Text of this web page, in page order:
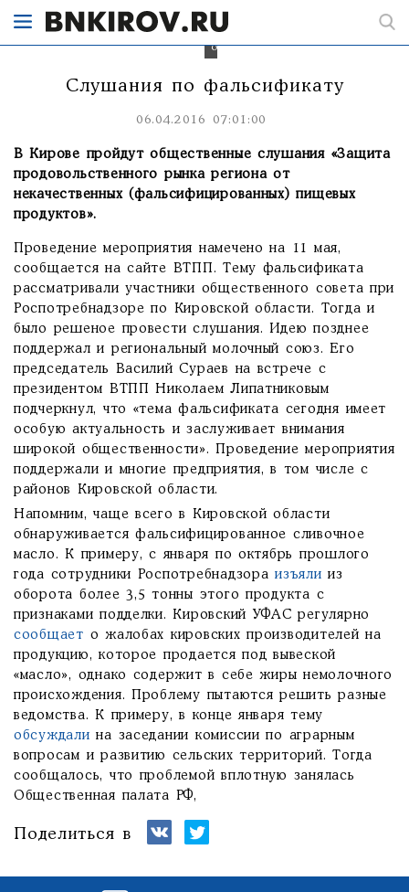
публичное
обсуждение.
Слушания по фальсификату
06.04.2016 07:01:00
В Кирове пройдут общественные слушания «Защита
продовольственного рынка региона от
некачественных (фальсифицированных) пищевых
продуктов».
Проведение мероприятия намечено на 11 мая,
сообщается на сайте ВТПП. Тему фальсификата
рассматривали участники общественного совета при
Роспотребнадзоре по Кировской области. Тогда и
было решеное провести слушания. Идею позднее
поддержал и региональный молочный союз. Его
председатель Василий Сураев на встрече с
президентом ВТПП Николаем Липатниковым
подчеркнул, что «тема фальсификата сегодня имеет
особую актуальность и заслуживает внимания
широкой общественности». Проведение мероприятия
поддержали и многие предприятия, в том числе с
районов Кировской области.
Напомним, чаще всего в Кировской области
обнаруживается фальсифицированное сливочное
масло. К примеру, с января по октябрь прошлого
года сотрудники Роспотребнадзораизъяли из
оборота более 3,5 тонны этого продукта с
признаками подделки. Кировский УФАС регулярно
сообщает о жалобах кировских производителей на
продукцию, которое продается под вывеской
«масло», однако содержит в себе жиры немолочного
происхождения. Проблему пытаются решить разные
ведомства. К примеру, в конце января тему
обсуждали на заседании комиссии по аграрным
вопросам и развитию сельских территорий. Тогда
сообщалось, что проблемой вплотную занялась
Общественная палата РФ,
Поделиться в